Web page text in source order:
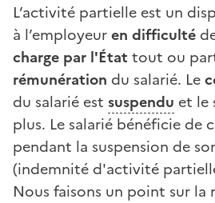
L’activité partielle est un
à l’employeuren difficulté
charge par l'État tout ou
rémunération du salarié. Le
du salarié est suspendu et le
plus. Le salarié bénéficie de
pendant la suspension de
(indemnité d'activité
Nous faisons un point sur la